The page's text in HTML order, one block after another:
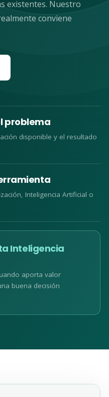
existentes. Nuestro
conviene
problema
disponible y el resultado
Inteligencia Artificial o
Inteligencia
aporta valor
buena decisión